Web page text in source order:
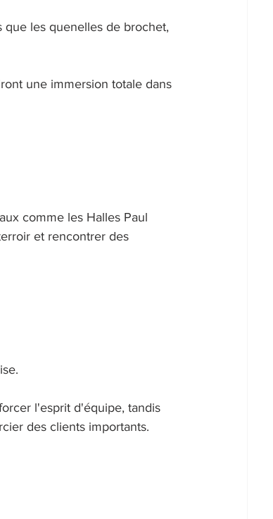
que les quenelles de brochet,
une immersion totale dans
comme les Halles Paul
et rencontrer des
l'esprit d'équipe, tandis
des clients importants.